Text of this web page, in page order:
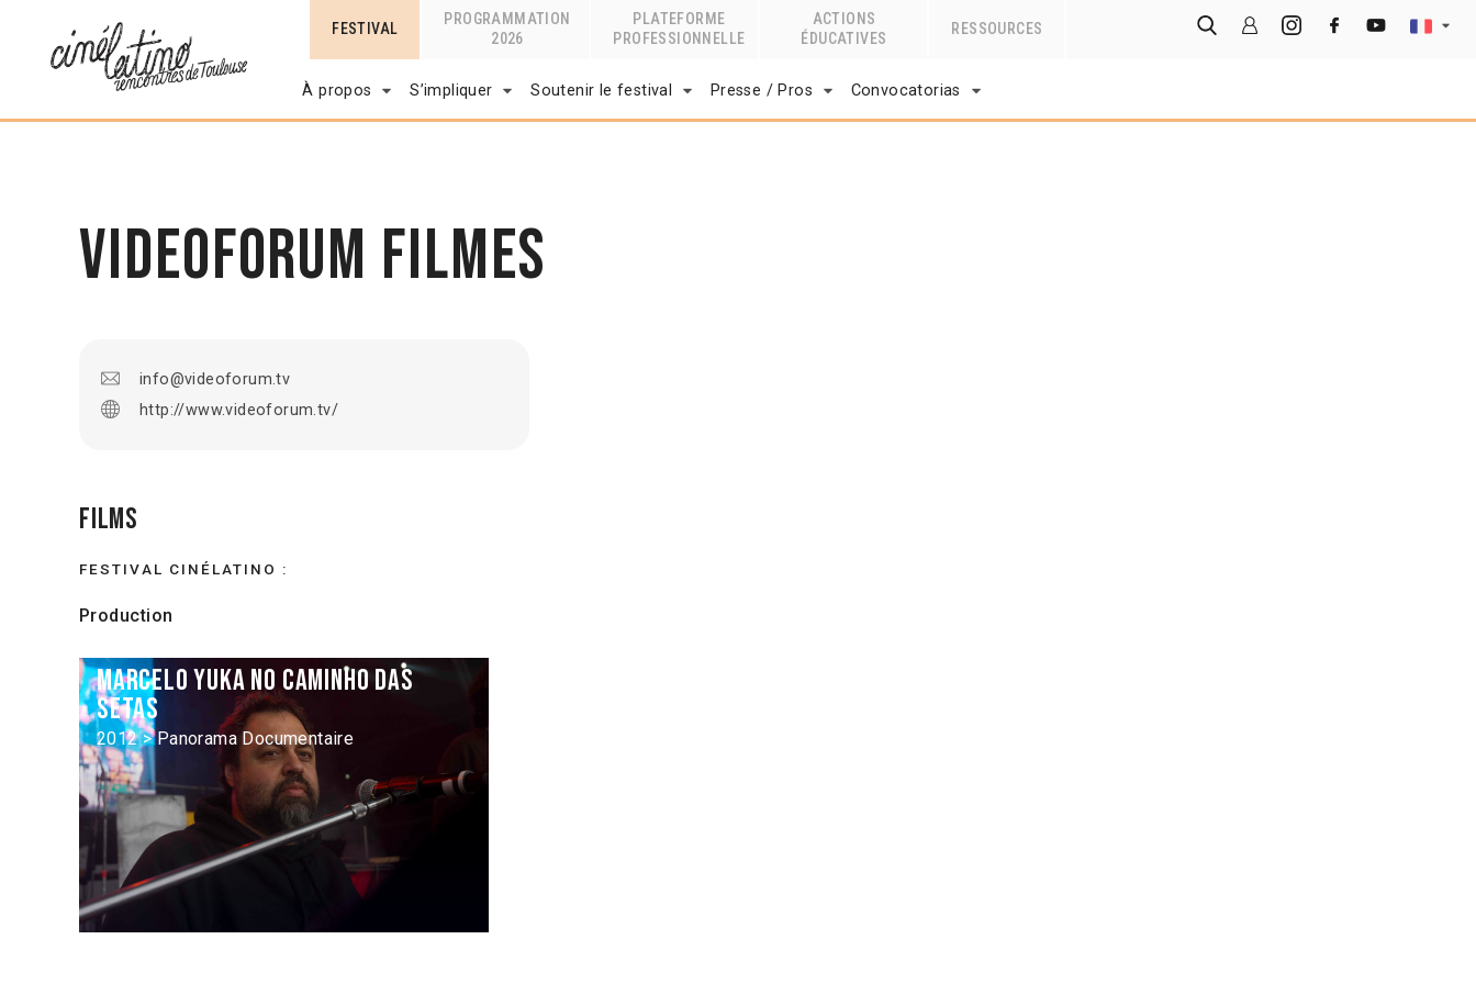
FESTIVAL
PROGRAMMATION
2026
PLATEFORME
PROFESSIONNELLE
ACTIONS
ÉDUCATIVES
RESSOURCES
À propos S’impliquer Soutenir le festival Presse / Pros Convocatorias
VideoForum Filmes
info@videoforum.tv
http://www.videoforum.tv/
Films
FESTIVAL CINÉLATINO :
Production
Marcelo Yuka no Caminho das
Setas
2012 > Panorama Documentaire